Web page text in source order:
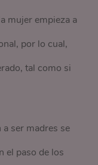
mujer empieza a
por lo cual,
tal como si
ser madres se
el paso de los